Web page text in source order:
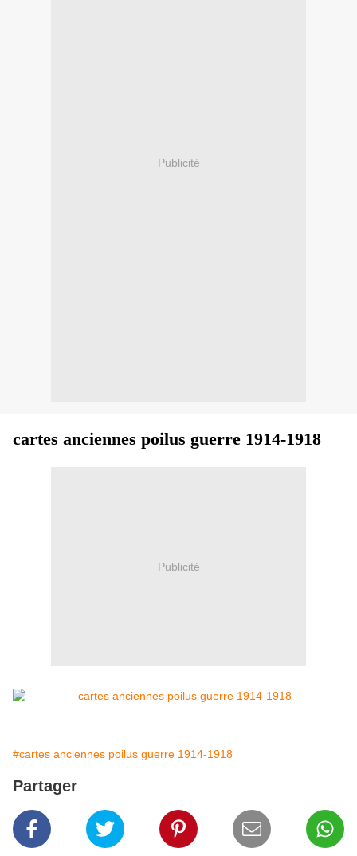
Publicité
cartes anciennes poilus guerre 1914-1918
Publicité
#cartes anciennes poilus guerre 1914-1918
Partager